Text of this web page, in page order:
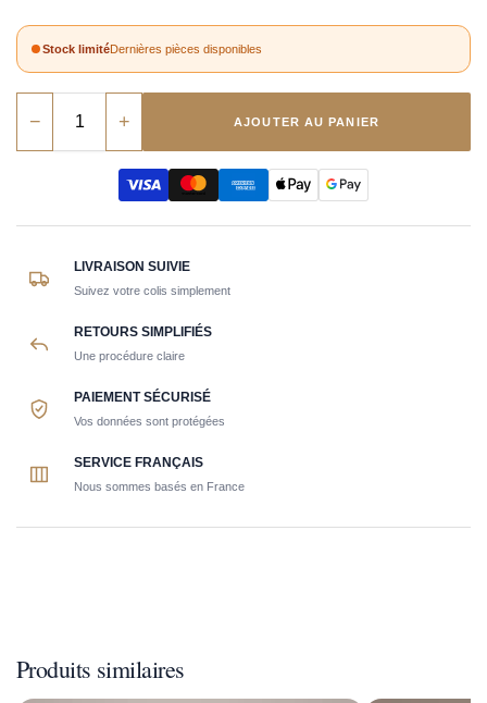
Stock limitéDernières pièces disponibles
− + AJOUTER AU PANIER
LIVRAISON SUIVIE
Suivez votre colis simplement
RETOURS SIMPLIFIÉS
Une procédure claire
PAIEMENT SÉCURISÉ
Vos données sont protégées
SERVICE FRANÇAIS
Nous sommes basés en France
Produits similaires